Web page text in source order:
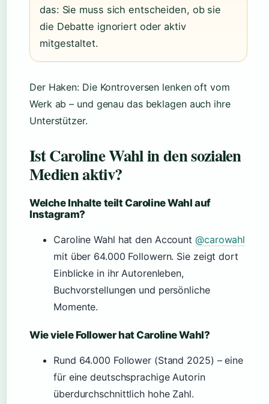
das: Sie muss sich entscheiden, ob sie
die Debatte ignoriert oder aktiv
mitgestaltet.
Der Haken: Die Kontroversen lenken oft vom
Werk ab – und genau das beklagen auch ihre
Unterstützer.
Ist Caroline Wahl in den sozialen
Medien aktiv?
Welche Inhalte teilt Caroline Wahl auf
Instagram?
Caroline Wahl hat den Account @carowahl
mit über 64.000 Followern. Sie zeigt dort
Einblicke in ihr Autorenleben,
Buchvorstellungen und persönliche
Momente.
Wie viele Follower hat Caroline Wahl?
Rund 64.000 Follower (Stand 2025) – eine
für eine deutschsprachige Autorin
überdurchschnittlich hohe Zahl.